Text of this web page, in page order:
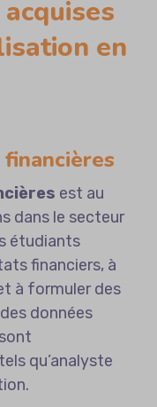
en
est au
dans le secteur
étudiants
financiers, à
à formuler des
données
qu’analyste